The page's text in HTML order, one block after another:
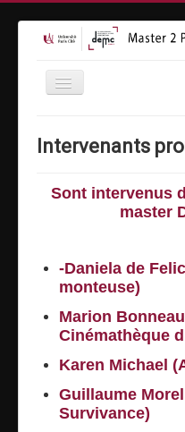
Formation
Inscriptions
MasterClass
Moyens techniques
Espace entreprises
Contact
Intervenants
Sont intervenus
master
-Daniela de
monteuse)
Marion
Cinémathèque
Karen Michael
Guillaume
Survivance)